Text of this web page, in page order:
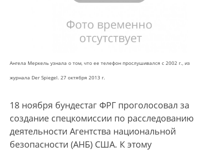
Ангела Меркель узнала о том, что ее телефон прослушивался с 2002 г., из
журнала Der Spiegel. 27 октября 2013 г.
18 ноября бундестаг ФРГ проголосовал за
создание спецкомиссии по расследованию
деятельности Агентства национальной
безопасности (АНБ) США. К этому